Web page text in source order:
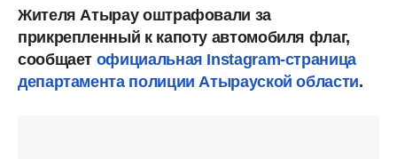
Жителя Атырау оштрафовали за
прикрепленный к капоту автомобиля флаг,
сообщает официальная Instagram-страница
департамента полиции Атырауской области.